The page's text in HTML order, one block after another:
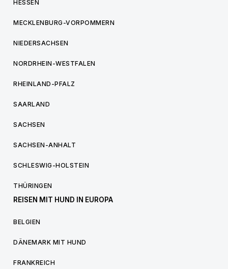
HESSEN
MECKLENBURG-VORPOMMERN
NIEDERSACHSEN
NORDRHEIN-WESTFALEN
RHEINLAND-PFALZ
SAARLAND
SACHSEN
SACHSEN-ANHALT
SCHLESWIG-HOLSTEIN
THÜRINGEN
REISEN MIT HUND IN EUROPA
BELGIEN
DÄNEMARK MIT HUND
FRANKREICH